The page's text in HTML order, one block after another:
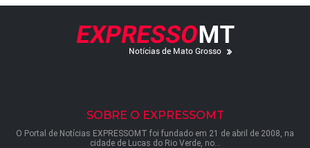
SOBRE O EXPRESSOMT
O Portal de Notícias EXPRESSOMT foi fundado em 21 de abril de 2008, na
cidade de Lucas do Rio Verde, no...